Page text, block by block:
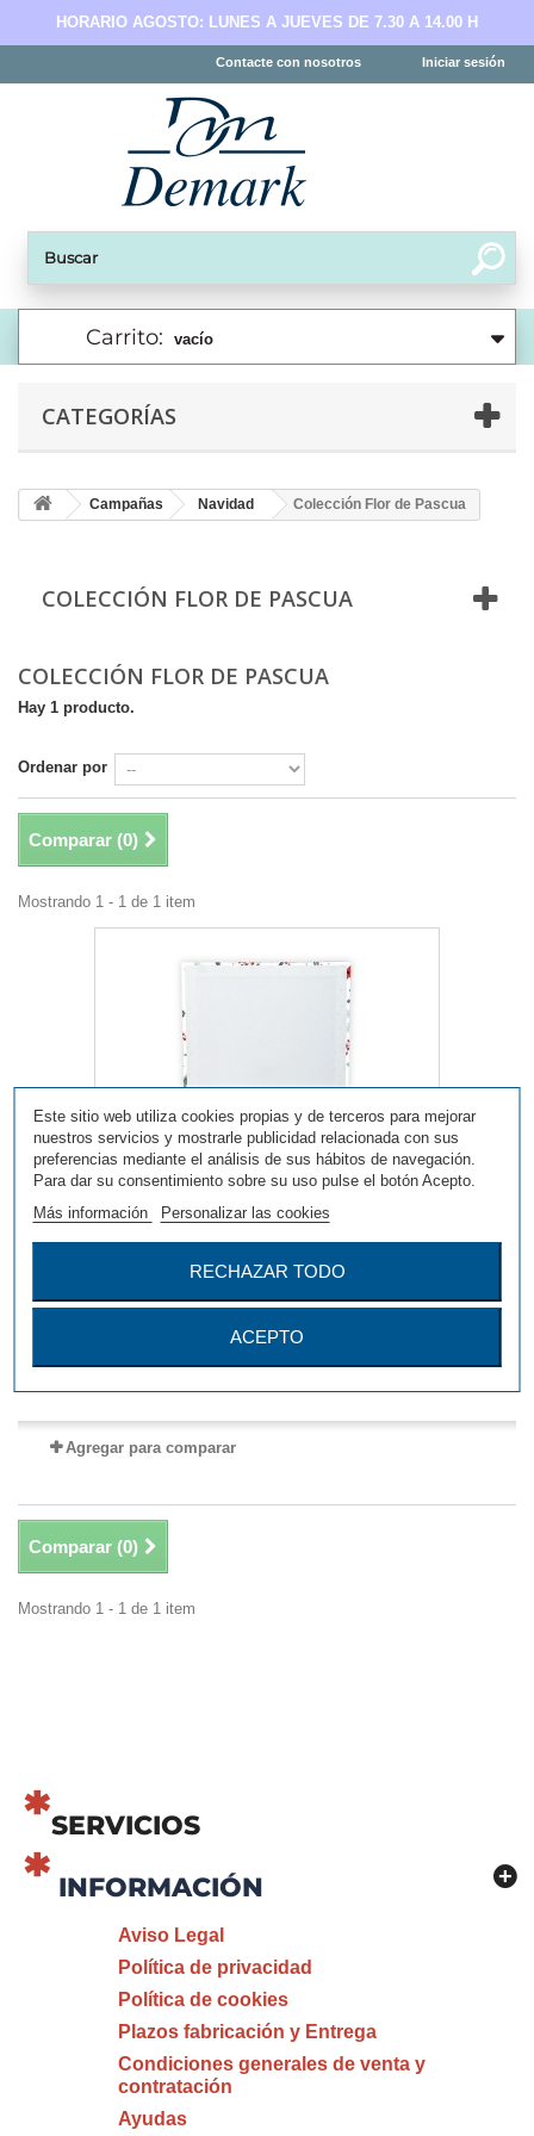
HORARIO AGOSTO: LUNES A JUEVES DE 7.30 A 14.00 H
Iniciar sesión
Contacte con nosotros
Carrito: vacío
CATEGORÍAS
Este sitio web utiliza cookies propias y de terceros para mejorar
nuestros servicios y mostrarle publicidad relacionada con sus
preferencias mediante el análisis de sus hábitos de navegación.
Para dar su consentimiento sobre su uso pulse el botón Acepto.
Más información
Personalizar las cookies
RECHAZAR TODO
ACEPTO
Campañas Navidad Colección Flor de Pascua
COLECCIÓN FLOR DE PASCUA
COLECCIÓN FLOR DE PASCUA
Hay 1 producto.
Ordenar por
Comparar (0)
Mostrando 1 - 1 de 1 item
Caja Fotos 15x20 CN6
Más
Agregar para comparar
Comparar (0)
Mostrando 1 - 1 de 1 item
SERVICIOS
INFORMACIÓN
Aviso Legal
Política de privacidad
Política de cookies
Plazos fabricación y Entrega
Condiciones generales de venta y
contratación
Ayudas